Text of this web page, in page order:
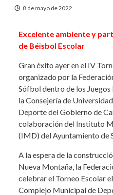
8 de mayo de 2022
Excelente ambiente y
de Béisbol Escolar
Gran éxito ayer en el IV
organizado por la
Sófbol dentro de los
la Consejería de
Deporte del Gobierno de
colaboración del Instituto
(IMD) del Ayuntamiento de
A la espera de la
Nueva Montaña, la
celebrar el Torneo Escolar
Complejo Municipal de